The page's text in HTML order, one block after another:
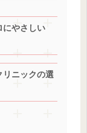
にやさしい
リニックの選